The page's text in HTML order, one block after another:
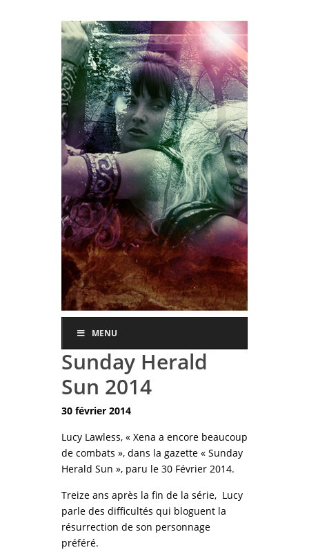
MENU
Sunday Herald
Sun 2014
30 février 2014
Lucy Lawless, « Xena a encore beaucoup
de combats », dans la gazette « Sunday
Herald Sun », paru le 30 Février 2014.
Treize ans après la fin de la série, Lucy
parle des difficultés qui bloguent la
résurrection de son personnage
préféré.